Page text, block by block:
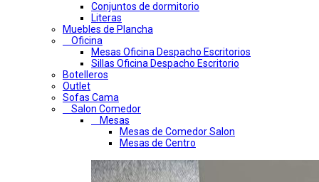
Conjuntos de dormitorio
Literas
Muebles de Plancha
Oficina
Mesas Oficina Despacho Escritorios
Sillas Oficina Despacho Escritorio
Botelleros
Outlet
Sofas Cama
Salon Comedor
Mesas
Mesas de Comedor Salon
Mesas de Centro